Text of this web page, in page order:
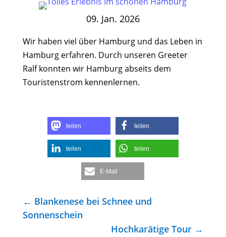
09. Jan. 2026
Wir haben viel über Hamburg und das Leben in
Hamburg erfahren. Durch unseren Greeter
Ralf konnten wir Hamburg abseits dem
Touristenstrom kennenlernen.
teilen teilen
teilen teilen
E-Mail
← Blankenese bei Schnee und
Sonnenschein
Hochkarätige Tour →